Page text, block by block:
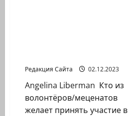
Редакция Сайта 02.12.2023
Angelina Liberman Кто из
волонтёров/меценатов
желает принять участие в